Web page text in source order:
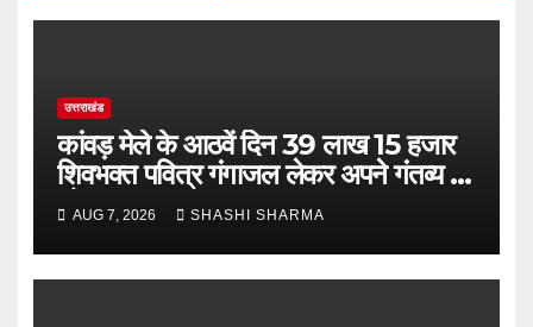
उत्तराखंड
कांवड़ मेले के आठवें दिन 39 लाख 15 हजार
शिवभक्त पवित्र गंगाजल लेकर अपने गंतव्य की
ओर हुए रवाना
AUG 7, 2026 SHASHI SHARMA